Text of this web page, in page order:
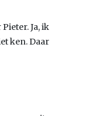
Ja, ik
ken. Daar